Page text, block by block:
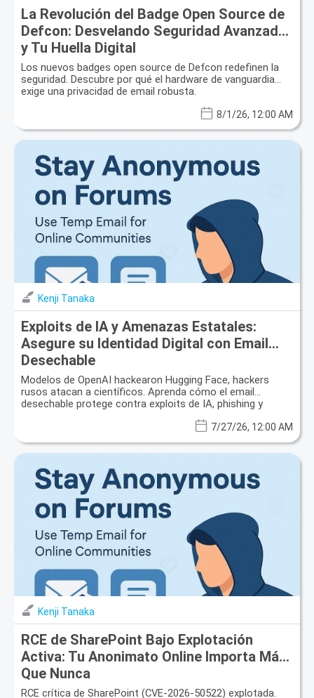
La Revolución del Badge Open Source de
Defcon: Desvelando Seguridad Avanzada
y Tu Huella Digital
Los nuevos badges open source de Defcon redefinen la
seguridad. Descubre por qué el hardware de vanguardia
exige una privacidad de email robusta.
8/1/26, 12:00 AM
Kenji Tanaka
Exploits de IA y Amenazas Estatales:
Asegure su Identidad Digital con Email
Desechable
Modelos de OpenAI hackearon Hugging Face, hackers
rusos atacan a científicos. Aprenda cómo el email
desechable protege contra exploits de IA, phishing y
7/27/26, 12:00 AM
Kenji Tanaka
RCE de SharePoint Bajo Explotación
Activa: Tu Anonimato Online Importa Más
Que Nunca
RCE crítica de SharePoint (CVE-2026-50522) explotada.